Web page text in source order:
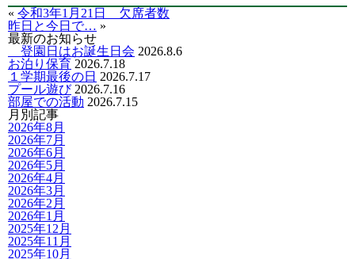
« 令和3年1月21日 欠席者数
昨日と今日で… »
最新のお知らせ
登園日はお誕生日会 2026.8.6
お泊り保育 2026.7.18
１学期最後の日 2026.7.17
プール遊び 2026.7.16
部屋での活動 2026.7.15
月別記事
2026年8月
2026年7月
2026年6月
2026年5月
2026年4月
2026年3月
2026年2月
2026年1月
2025年12月
2025年11月
2025年10月